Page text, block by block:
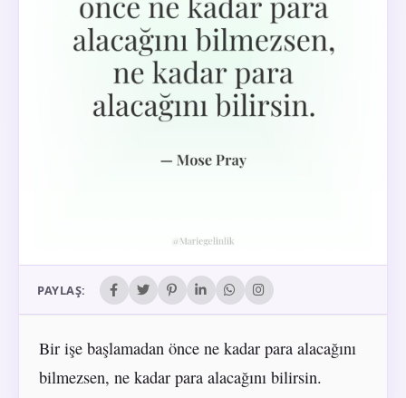
PAYLAŞ:
Bir işe başlamadan önce ne kadar para alacağını
bilmezsen, ne kadar para alacağını bilirsin.